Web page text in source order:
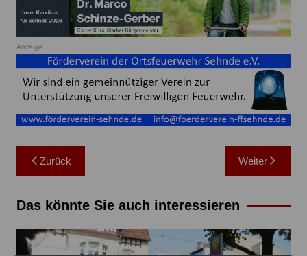
Anzeige
Beitragsnavigation
Zurück Weiter
Das könnte Sie auch interessieren